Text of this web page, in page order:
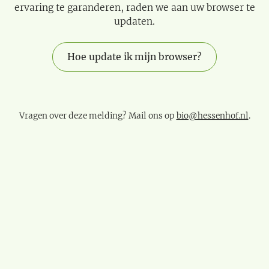
ervaring te garanderen, raden we aan uw browser te
updaten.
Hoe update ik mijn browser?
Vragen over deze melding? Mail ons op bio@hessenhof.nl.